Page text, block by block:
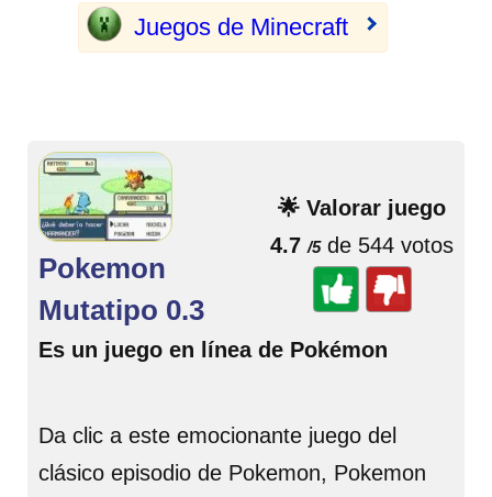
Juegos de Minecraft
🌟 Valorar juego
4.7 /5de 544 votos
Pokemon
Mutatipo 0.3
Es un juego en línea de Pokémon
Da clic a este emocionante juego del
clásico episodio de Pokemon, Pokemon